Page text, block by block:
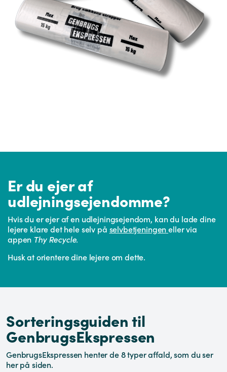
Er du ejer af
udlejningsejendomme?
Hvis du er ejer af en udlejningsejendom, kan du lade dine
lejere klare det hele selv på selvbetjeningeneller via
appen Thy Recycle.
Husk at orientere dine lejere om dette.
Sorteringsguiden til
GenbrugsEkspressen
GenbrugsEkspressen henter de 8 typer affald, som du ser
her på siden.